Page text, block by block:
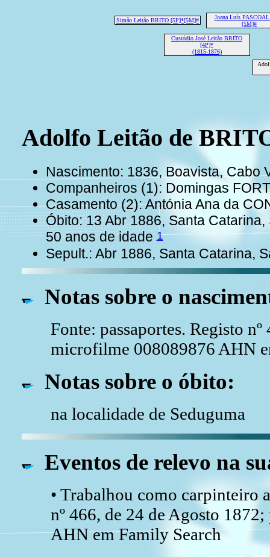
Simão Leitão BRITO [5P]*[5M]#
Joana Luís
[5M]#
Custódio José Leitão BRITO
[4P]*
(1815-1876)
Adolfo Leitão de
Nascimento: 1836, Boavista, Cabo
Companheiros (1): Domingas
Casamento (2): Antónia Ana da
Óbito: 13 Abr 1886, Santa
50 anos de idade1
Sepult.: Abr 1886, Santa Catarina,
Notas sobre o
Fonte: passaportes. Registo
microfilme 008089876 AHN
Notas sobre o óbito:
na localidade de Seduguma
Eventos de relevo na
• Trabalhou como carpinteiro
nº 466, de 24 de Agosto
AHN em Family Search